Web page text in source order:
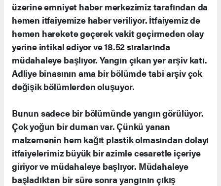
üzerine emniyet haber merkezimiz tarafından da
hemen itfaiyemize haber veriliyor. İtfaiyemiz de
hemen harekete geçerek vakit geçirmeden olay
yerine intikal ediyor ve 18.52 sıralarında
müdahaleye başlıyor. Yangın çıkan yer arşiv katı.
Adliye binasının ama bir bölümde tabi arşiv çok
değişik bölümlerden oluşuyor.
Bunun sadece bir bölümünde yangın görülüyor.
Çok yoğun bir duman var. Çünkü yanan
malzemenin hem kağıt plastik olmasından dolayı
itfaiyelerimiz büyük bir azimle cesaretle içeriye
giriyor ve müdahaleye başlıyor. Müdahaleye
başladıktan bir süre sonra yangının çıkış